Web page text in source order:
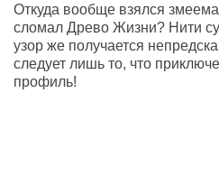
Откуда вообще взялся
сломал Древо Жизни? Нити
узор же получается
следует лишь то, что
профиль!